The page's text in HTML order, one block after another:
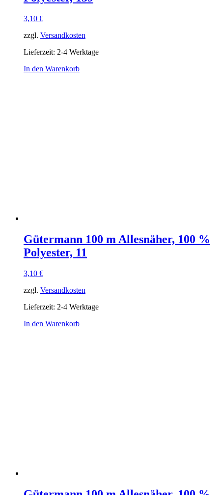
3,10 €
zzgl. Versandkosten
Lieferzeit: 2-4 Werktage
In den Warenkorb
Gütermann 100 m Allesnäher, 100 %
Polyester, 11
3,10 €
zzgl. Versandkosten
Lieferzeit: 2-4 Werktage
In den Warenkorb